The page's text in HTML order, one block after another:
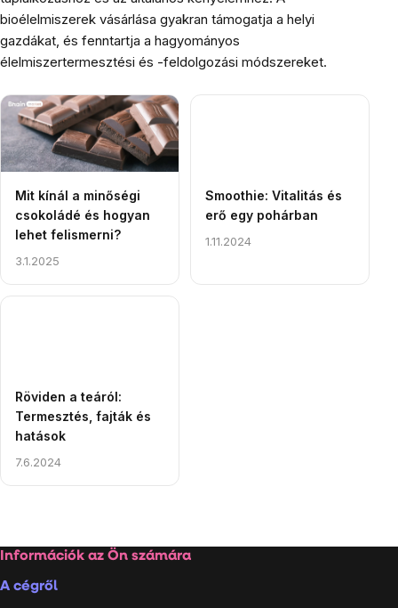
bioélelmiszerek vásárlása gyakran támogatja a helyi
gazdákat, és fenntartja a hagyományos
élelmiszertermesztési és -feldolgozási módszereket.
Cikkek
listája
Mit kínál a minőségi
csokoládé és hogyan
lehet felismerni?
3.1.2025
Smoothie: Vitalitás és
erő egy pohárban
1.11.2024
Röviden a teáról:
Termesztés, fajták és
hatások
7.6.2024
elemei
Lábléc
Információk az Ön számára
A cégről